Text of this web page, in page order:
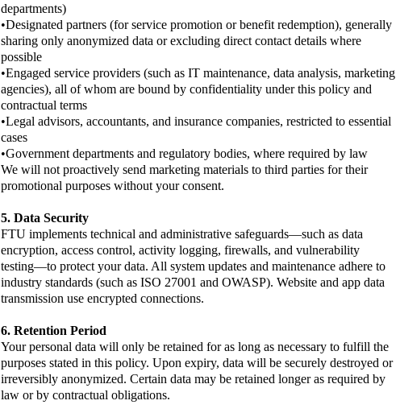
departments)
•Designated partners (for service promotion or benefit redemption), generally
sharing only anonymized data or excluding direct contact details where
possible
•Engaged service providers (such as IT maintenance, data analysis, marketing
agencies), all of whom are bound by confidentiality under this policy and
contractual terms
•Legal advisors, accountants, and insurance companies, restricted to essential
cases
•Government departments and regulatory bodies, where required by law
We will not proactively send marketing materials to third parties for their
promotional purposes without your consent.
5. Data Security
FTU implements technical and administrative safeguards—such as data
encryption, access control, activity logging, firewalls, and vulnerability
testing—to protect your data. All system updates and maintenance adhere to
industry standards (such as ISO 27001 and OWASP). Website and app data
transmission use encrypted connections.
6. Retention Period
Your personal data will only be retained for as long as necessary to fulfill the
purposes stated in this policy. Upon expiry, data will be securely destroyed or
irreversibly anonymized. Certain data may be retained longer as required by
law or by contractual obligations.